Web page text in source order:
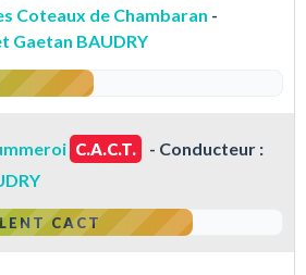
Coteaux de Chambaran -
Gaetan BAUDRY
C.A.C.T.
- Conducteur :
CACT